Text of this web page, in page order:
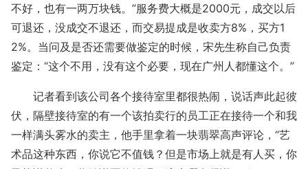
不好，也有一两万块钱。”服务费大概是2000元，成交以后
可退还，没成交不退还，而交易提成是收卖方8%，买方1
2%。当问及是否还需要做鉴定的时候，宋先生称自己负责
鉴定：“这个不用，没有这个必要，现在广州人都懂这个。”
记者看到该公司各个接待室里都很热闹，说话声此起彼
伏，隔壁接待室的有一个该拍卖行的员工正在接待一个和我
一样满头雾水的卖主，他手里拿着一块翡翠高声评论，“艺
术品这种东西，你说它不值钱？但是市场上就是有人买，你